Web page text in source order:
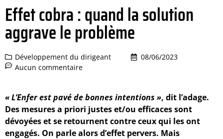
Effet cobra : quand la solution
aggrave le problème
Développement du dirigeant
08/06/2023
Aucun commentaire
« L’Enfer est pavé de bonnes intentions », dit l’adage.
Des mesures a priori justes et/ou efficaces sont
dévoyées et se retournent contre ceux qui les ont
engagés. On parle alors d’effet pervers. Mais